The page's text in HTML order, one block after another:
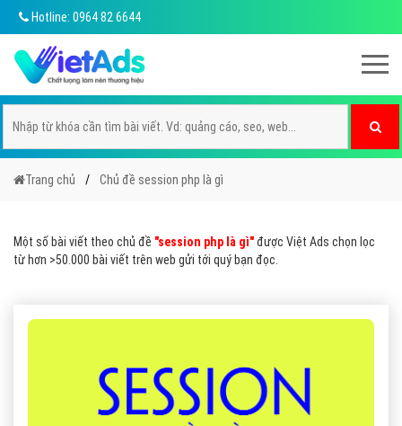
Hotline: 0964 82 6644
Trang chủ Chủ đề session php là gì
Một số bài viết theo chủ đề "session php là gì"được Việt Ads chọn lọc
từ hơn >50.000 bài viết trên web gửi tới quý bạn đọc.